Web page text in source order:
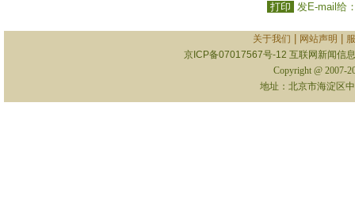
打印 发E-mail给
关于我们 网站声明
京ICP备07017567号-12 互联网新闻信
Copyright @ 2007-
地址：北京市海淀区